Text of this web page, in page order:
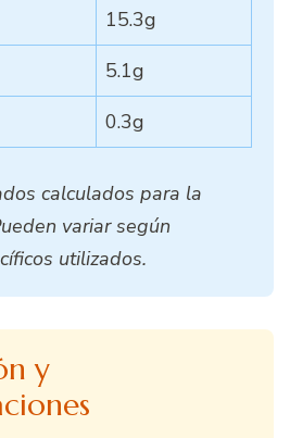
15.3g
5.1g
0.3g
calculados para la
variar según
utilizados.
y